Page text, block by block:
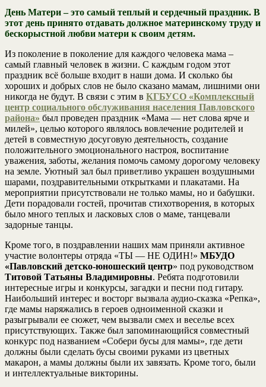
День Матери – это самый теплый и сердечный праздник. В
этот день принято отдавать должное материнскому труду и
бескорыстной любви матери к своим детям.
Из поколение в поколение для каждого человека мама –
самый главный человек в жизни. С каждым годом этот
праздник всё больше входит в наши дома. И сколько бы
хороших и добрых слов не было сказано мамам, лишними они
никогда не будут. В связи с этим в КГБУСО «Комплексный
центр социального обслуживания населения Павловского
района» был проведен праздник «Мама — нет слова ярче и
милей», целью которого являлось вовлечение родителей и
детей в совместную досуговую деятельность, создание
положительного эмоционального настроя, воспитание
уважения, заботы, желания помочь самому дорогому человеку
на земле. Уютный зал был приветливо украшен воздушными
шарами, поздравительными открытками и плакатами. На
мероприятии присутствовали не только мамы, но и бабушки.
Дети порадовали гостей, прочитав стихотворения, в которых
было много теплых и ласковых слов о маме, танцевали
задорные танцы.
Кроме того, в поздравлении наших мам приняли активное
участие волонтеры отряда «ТЫ — НЕ ОДИН!» МБУДО
«Павловский детско-юношеский центр» под руководством
Титовой Татьяны Владимировны. Ребята подготовили
интересные игры и конкурсы, загадки и песни под гитару.
Наибольший интерес и восторг вызвала аудио-сказка «Репка»,
где мамы наряжались в героев одноименной сказки и
разыгрывали ее сюжет, чем вызвали смех и веселье всех
присутствующих. Также был запоминающийся совместный
конкурс под названием «Собери бусы для мамы», где дети
должны были сделать бусы своими руками из цветных
макарон, а мамы должны были их завязать. Кроме того, были
и интеллектуальные викторины.